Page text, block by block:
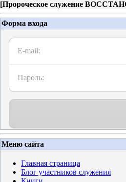
[Пророческое служение
Форма входа
E-mail:
Пароль:
Меню сайта
Главная страница
Блог участников служения